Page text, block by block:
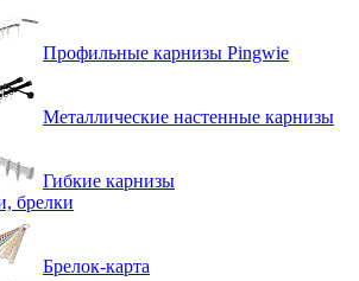
Профильные карнизы Pingwie
Металлические настенные карнизы
Гибкие карнизы
брелки
Брелок-карта